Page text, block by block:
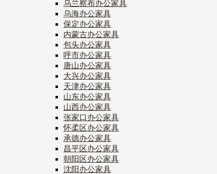
乌兰察布办公家具
乌海办公家具
保定办公家具
内蒙古办公家具
包头办公家具
呼市办公家具
唐山办公家具
大兴办公家具
天津办公家具
山东办公家具
山西办公家具
张家口办公家具
怀柔区办公家具
承德办公家具
昌平区办公家具
朝阳区办公家具
沈阳办公家具